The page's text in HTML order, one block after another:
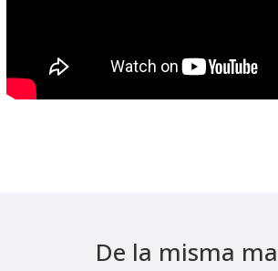
De la misma